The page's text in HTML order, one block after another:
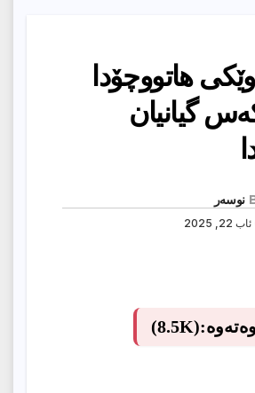
هاتووچۆدا
گیانیان
نوسەر
ئاب 22, 2025
(8.5K)